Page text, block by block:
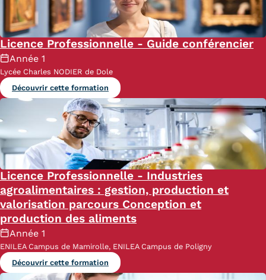
Licence Professionnelle - Guide conférencier
Année 1
Lycée Charles NODIER de Dole
Découvrir cette formation
Licence Professionnelle - Industries
agroalimentaires : gestion, production et
valorisation parcours Conception et
production des aliments
Année 1
ENILEA Campus de Mamirolle, ENILEA Campus de Poligny
Découvrir cette formation